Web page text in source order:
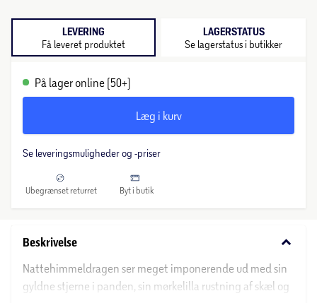
LEVERING
Få leveret produktet
LAGERSTATUS
Se lagerstatus i butikker
På lager online (50+)
Læg i kurv
Se leveringsmuligheder og -priser
Ubegrænset returret Byt i butik
Beskrivelse keyboard_arrow_down
Nattehimmeldragen ser meget imponerende ud med sin
gyldne stjerne i panden, sin mørkelilla rustning af skæl og